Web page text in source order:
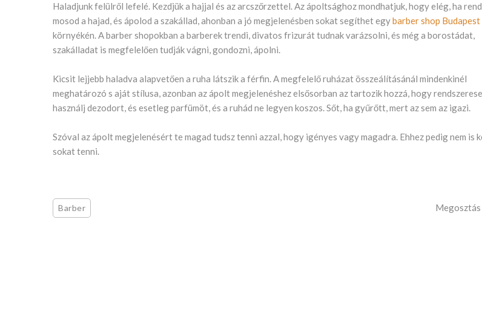
Haladjunk felülről lefelé. Kezdjük a hajjal és az arcszőrzettel. Az ápoltsághoz mondhatjuk, hogy elég, ha
mosod a hajad, és ápolod a szakállad, ahonban a jó megjelenésben sokat segíthet egybarber shop Budapest
környékén. A barber shopokban a barberek trendi, divatos frizurát tudnak varázsolni, és még a borostádat,
szakálladat is megfelelően tudják vágni, gondozni, ápolni.
Kicsit lejjebb haladva alapvetően a ruha látszik a férfin. A megfelelő ruházat összeálításánál mindenkinél
meghatározó s aját stílusa, azonban az ápolt megjelenéshez elsősorban az tartozik hozzá, hogy
használj dezodort, és esetleg parfümöt, és a ruhád ne legyen koszos. Sőt, ha gyűrőtt, mert az sem az igazi.
Szóval az ápolt megjelenésért te magad tudsz tenni azzal, hogy igényes vagy magadra. Ehhez pedig nem is
sokat tenni.
Barber Megosztás